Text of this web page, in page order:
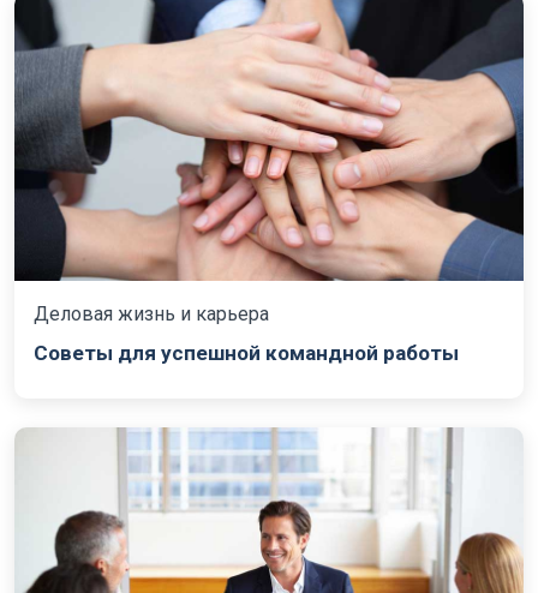
Деловая жизнь и карьера
Советы для успешной командной работы